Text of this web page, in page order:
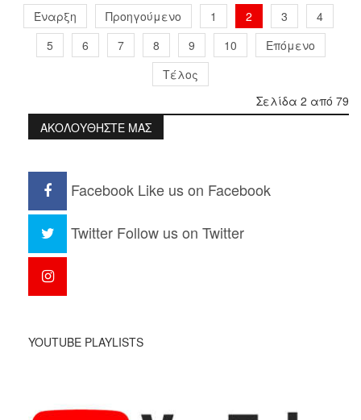
Έναρξη Προηγούμενο 1 2 3
4
5
6 7 8 9 10
Επόμενο
Τέλος
Σελίδα 2 από 79
ΑΚΟΛΟΥΘΗΣΤΕ ΜΑΣ
Facebook Like us on Facebook
Twitter Follow us on Twitter
YOUTUBE PLAYLISTS